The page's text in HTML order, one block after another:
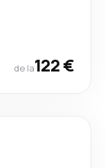
de la122 €